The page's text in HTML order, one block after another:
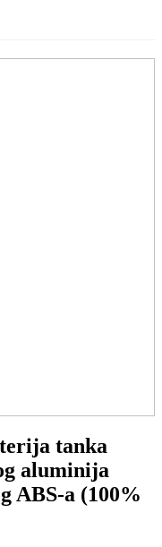
tanka
aluminija
ABS-a (100%